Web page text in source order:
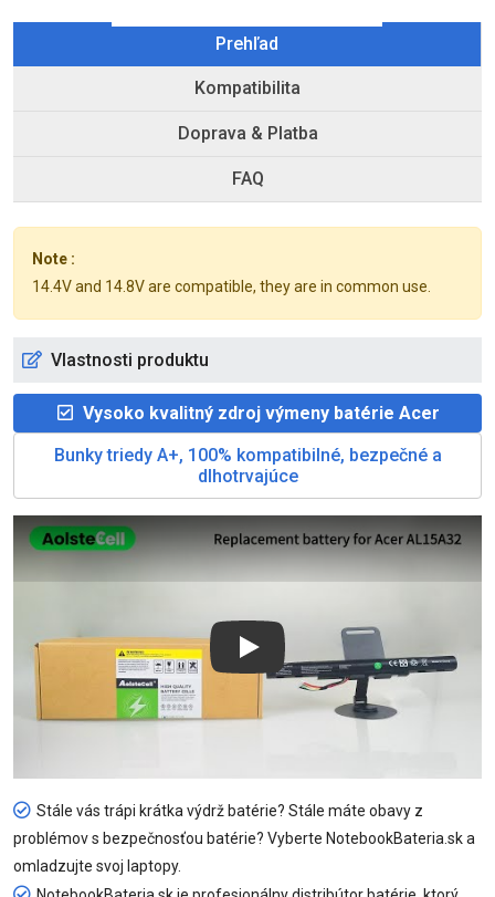
Prehľad
Kompatibilita
Doprava & Platba
FAQ
Note :
14.4V and 14.8V are compatible, they are in common use.
Vlastnosti produktu
Vysoko kvalitný zdroj výmeny batérie Acer
Bunky triedy A+, 100% kompatibilné, bezpečné a
dlhotrvajúce
Stále vás trápi krátka výdrž batérie? Stále máte obavy z
problémov s bezpečnosťou batérie? Vyberte NotebookBateria.sk a
omladzujte svoj laptopy.